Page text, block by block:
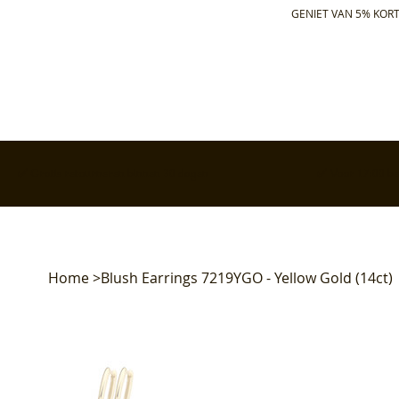
GENIET VAN 5%
Home>Blush Earrings 7219YGO - Yellow Gold (14ct)